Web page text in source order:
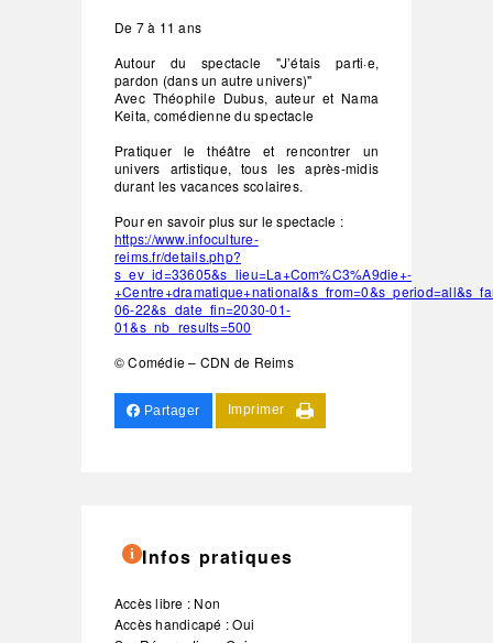
De 7 à 11 ans
Autour du spectacle "J’étais parti·e,
pardon (dans un autre univers)"
Avec Théophile Dubus, auteur et Nama
Keita, comédienne du spectacle
Pratiquer le théâtre et rencontrer un
univers artistique, tous les après-midis
durant les vacances scolaires.
Pour en savoir plus sur le spectacle :
https://www.infoculture-
reims.fr/details.php?
s_ev_id=33605&s_lieu=La+Com%C3%A9die+-
06-22&s_date_fin=2030-01-
01&s_nb_results=500
© Comédie – CDN de Reims
Partager Imprimer
Infos pratiques
Accès libre : Non
Accès handicapé : Oui